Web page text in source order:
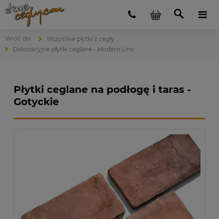
Wszystkie płytki z cegły
Dekoracyjne płytki ceglane - Modern Line
Płytki ceglane na podłogę i taras -
Gotyckie